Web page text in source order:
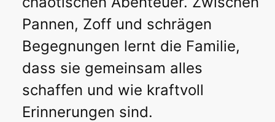
Pannen, Zoff und schrägen
Begegnungen lernt die Familie,
dass sie gemeinsam alles
schaffen und wie kraftvoll
Erinnerungen sind.